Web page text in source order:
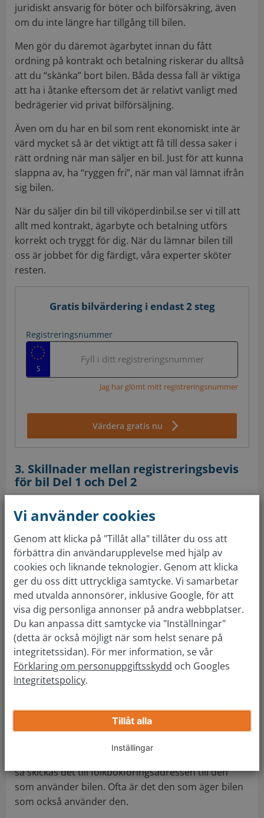
juridiskt ansvarig för böter och bilförsäkring, även
om du inte längre har tillgång till bilen.
Men gör du däremot ägarbytet innan du fått
ordning på kontrakt och betalning riskerar du alltså
att du “skänka” bort bilen. Båda dessa fall är viktiga
att ha i åtanke eftersom det är relativt vanligt med
bedrägerier vid privat bilförsäljning.
Även om du har en bil som rent ekonomiskt inte är
värd mycket så är det viktigt att få till dessa saker i
rätt ordning när man säljer en bil. Just för att kunna
slappna av, ha “ryggen fri”, när man väl lämnat ifrån
sig bilen.
När du säljer din bil till viköperdinbil.se ser vi till att
allt med kontrakt, ägarbyte och betalning utförs
korrekt och tryggt för dig. När du lämnar bilen till
oss är jobbet för dig färdigt, våra experter sköter
resten.
Gratis bilvärdering i endast 2 steg
Registreringsnummer
Fyll i ditt registreringsnummer
Jag har glömt mitt registreringsnummer
Värdera gratis nu
3. Skillnader mellan registreringsbevis
för bil Del 1 och Del 2
för bilar avTransportstyrelsen. Men för att
liknande registreringsbevis i hela regionen,
bestående av två delar.
så skickas det till folkbokföringsadressen till den
som använder bilen. Ofta är det den som äger bilen
som också använder den.
Vi använder cookies
Genom att klicka på "Tillåt alla" tillåter du oss att
förbättra din användarupplevelse med hjälp av
cookies och liknande teknologier. Genom att klicka
ger du oss ditt uttryckliga samtycke. Vi samarbetar
med utvalda annonsörer, inklusive Google, för att
visa dig personliga annonser på andra webbplatser.
Du kan anpassa ditt samtycke via "Inställningar"
(detta är också möjligt när som helst senare på
integritetssidan). För mer information, se vår
Förklaring om personuppgiftsskydd och Googles
Integritetspolicy.
Tillåt alla
Inställingar